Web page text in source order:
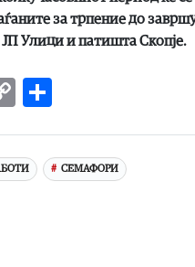
за трпение до
Улици и патишта Скопје.
Copy
СЕМАФОРИ